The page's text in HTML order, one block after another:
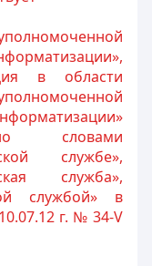
в области
словами
службе»,
служба»,
службой» в
г. № 34-V